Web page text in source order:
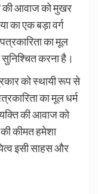
की आवाज को मुखर
का एक बड़ा वर्ग
का मूल
सुनिश्चित करना है।
को स्थायी रूप से
का मूल धर्म
की आवाज को
कीमत हमेशा
इसी साहस और